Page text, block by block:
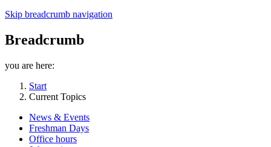
Skip breadcrumb navigation
Breadcrumb
you are here:
Start
Current Topics
News & Events
Freshman Days
Office hours